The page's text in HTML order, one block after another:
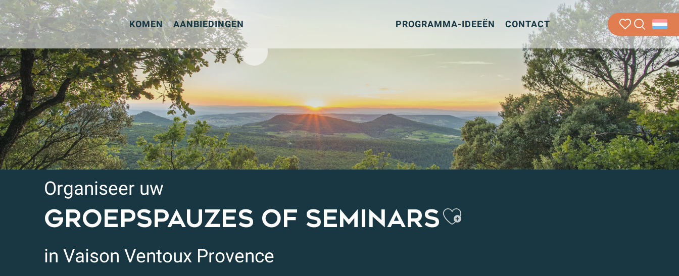
Aller
au
contenu
principal
Voir les favoris
Zoek op
KOMEN AANBIEDINGEN PROGRAMMA-IDEEËN CONTACT
Organiseer uw
GROEPSPAUZES OF SEMINARSAjouter aux
in Vaison Ventoux Provence